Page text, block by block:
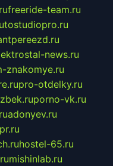
freeride-team.ru
news.ru
znakomye.ru
pro-otdelky.ru
porno-vk.ru
adonyev.ru
hostel-65.ru
mishinlab.ru